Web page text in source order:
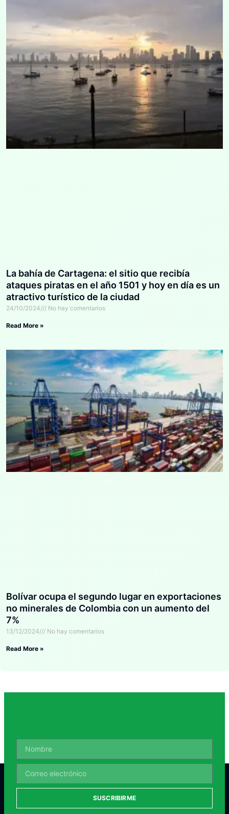
La bahía de Cartagena: el sitio que recibía
ataques piratas en el año 1501 y hoy en día es un
atractivo turístico de la ciudad
24/10/2024 No hay comentarios
Read More »
Bolívar ocupa el segundo lugar en exportaciones
no minerales de Colombia con un aumento del
7%
13/12/2024 No hay comentarios
Read More »
SUSCRIBIRME